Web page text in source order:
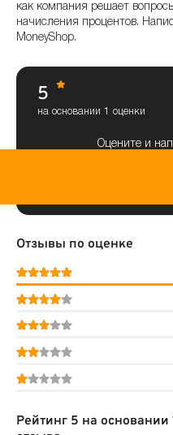
как компания решает
начисления процентов.
MoneyShop.
5
на основании 1 оценки
Оцените и
Отзывы по оценке
Рейтинг 5 на основании